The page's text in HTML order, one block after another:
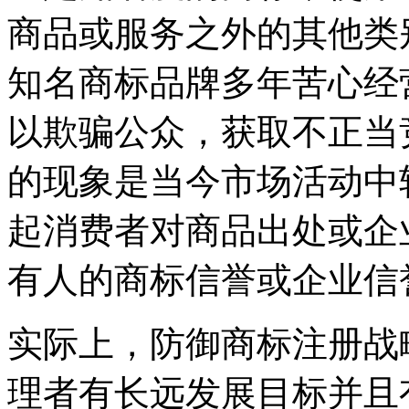
商品或服务之外的其他
知名商标品牌多年苦心
以欺骗公众，获取不正
的现象是当今市场活动
起消费者对商品出处或
有人的商标信誉或企业信
实际上，防御商标注册
理者有长远发展目标并